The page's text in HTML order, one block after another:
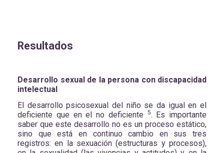
Resultados
Desarrollo sexual de la persona con discapacidad
intelectual
El desarrollo psicosexual del niño se da igual en el
deficiente que en el no deficiente
5. Es importante
saber que este desarrollo no es un proceso estático,
sino que está en continuo cambio en sus tres
registros: en la sexuación (estructuras y procesos),